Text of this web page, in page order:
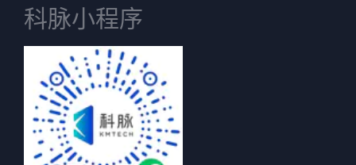
科脉小程序